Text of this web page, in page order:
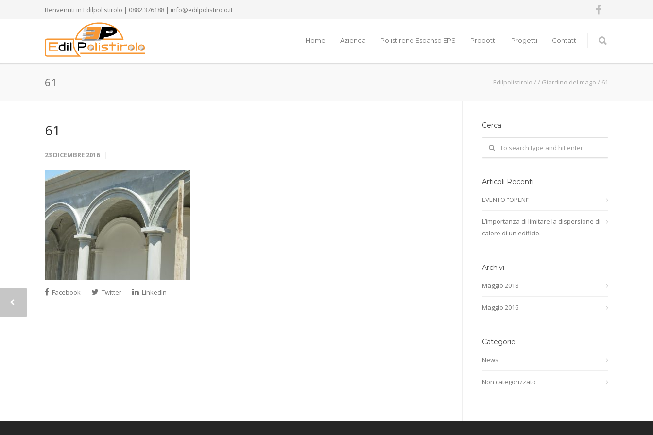
Benvenuti in Edilpolistirolo | 0882.376188 | info@edilpolistirolo.it
Home Azienda Polistirene Espanso EPS Prodotti Progetti Contatti
61 Edilpolistirolo // Giardino del mago / 61
61
23 DICEMBRE 2016
Facebook Twitter LinkedIn
Cerca
Articoli Recenti
EVENTO “OPEN!”
L’importanza di limitare la dispersione di
calore di un edificio.
Archivi
Maggio 2018
Maggio 2016
Categorie
News
Non categorizzato